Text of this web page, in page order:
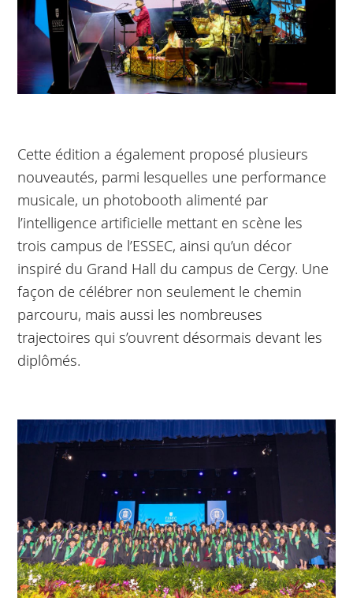
Cette édition a également proposé plusieurs
nouveautés, parmi lesquelles une performance
musicale, un photobooth alimenté par
l’intelligence artificielle mettant en scène les
trois campus de l’ESSEC, ainsi qu’un décor
inspiré du Grand Hall du campus de Cergy. Une
façon de célébrer non seulement le chemin
parcouru, mais aussi les nombreuses
trajectoires qui s’ouvrent désormais devant les
diplômés.